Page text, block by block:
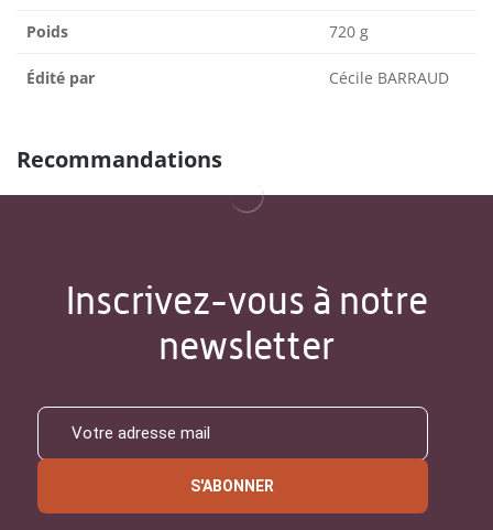
Poids 720 g
Édité par Cécile BARRAUD
Recommandations
Inscrivez-vous à notre
newsletter
S'ABONNER